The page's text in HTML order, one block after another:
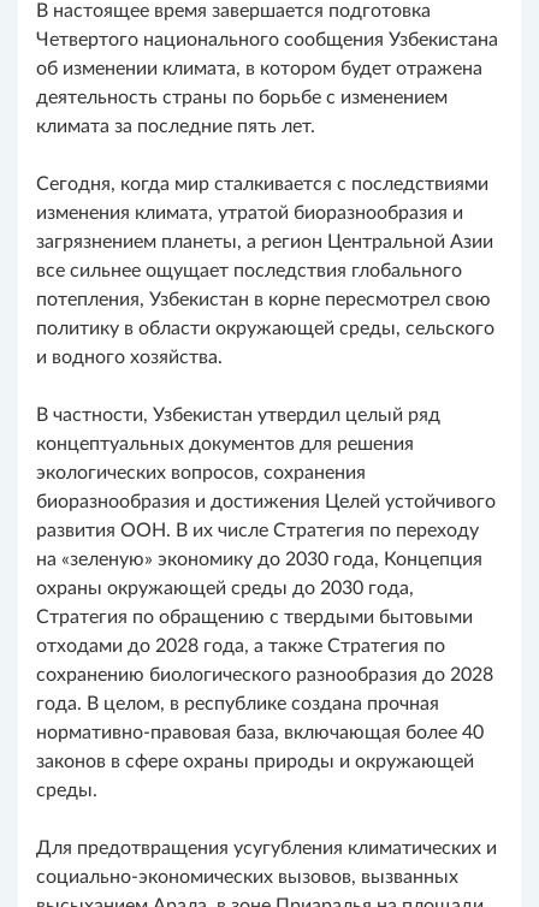
В настоящее время завершается подготовка
Четвертого национального сообщения Узбекистана
об изменении климата, в котором будет отражена
деятельность страны по борьбе с изменением
климата за последние пять лет.
Сегодня, когда мир сталкивается с последствиями
изменения климата, утратой биоразнообразия и
загрязнением планеты, а регион Центральной Азии
все сильнее ощущает последствия глобального
потепления, Узбекистан в корне пересмотрел свою
политику в области окружающей среды, сельского
и водного хозяйства.
В частности, Узбекистан утвердил целый ряд
концептуальных документов для решения
экологических вопросов, сохранения
биоразнообразия и достижения Целей устойчивого
развития ООН. В их числе Стратегия по переходу
на «зеленую» экономику до 2030 года, Концепция
охраны окружающей среды до 2030 года,
Стратегия по обращению с твердыми бытовыми
отходами до 2028 года, а также Стратегия по
сохранению биологического разнообразия до 2028
года. В целом, в республике создана прочная
нормативно-правовая база, включающая более 40
законов в сфере охраны природы и окружающей
среды.
Для предотвращения усугубления климатических и
социально-экономических вызовов, вызванных